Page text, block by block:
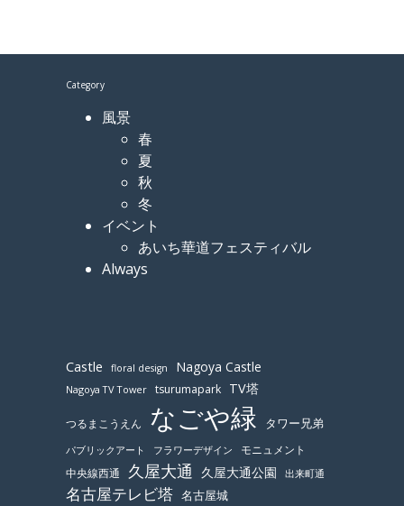
Category
風景
春
夏
秋
冬
イベント
あいち華道フェスティバル
Always
Castle floral design Nagoya Castle
Nagoya TV Tower tsurumapark TV塔
つるまこうえん なごや緑 タワー兄弟
パブリックアート フラワーデザイン
モニュメント
中央線西通
久屋大通 久屋大通公園 出来町通
名古屋テレビ塔 名古屋城